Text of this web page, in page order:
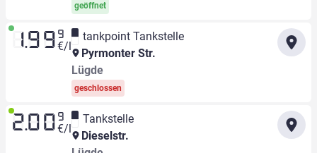
geöffnet
1.99 9
€/l
tankpoint Tankstelle
Pyrmonter Str.
Lügde
geschlossen
2.00 9
€/l
Tankstelle
Dieselstr.